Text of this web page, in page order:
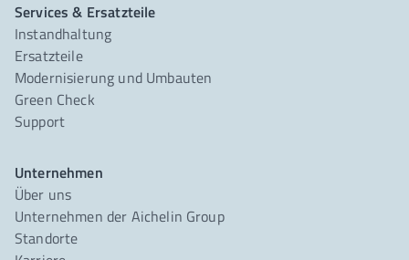
Services & Ersatzteile
Instandhaltung
Ersatzteile
Modernisierung und Umbauten
Green Check
Support
Unternehmen
Über uns
Unternehmen der Aichelin Group
Standorte